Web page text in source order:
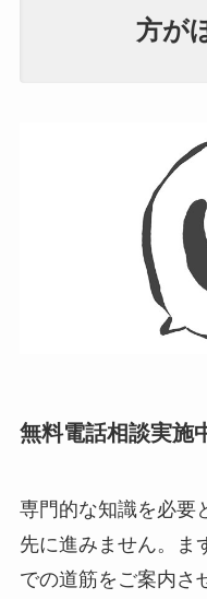
方が
無料電話相談実施
専門的な知識を必要
先に進みません。ま
での道筋をご案内さ